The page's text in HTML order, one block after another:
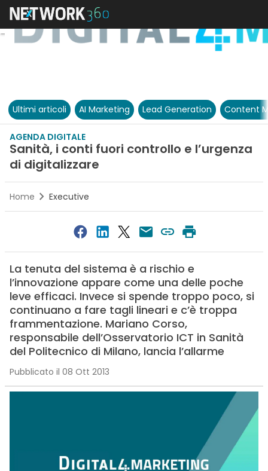
Ultimi articoli AI Marketing Lead Generation Content
AGENDA DIGITALE
Sanità, i conti fuori controllo e l’urgenza
di digitalizzare
Home Executive
La tenuta del sistema è a rischio e
l’innovazione appare come una delle poche
leve efficaci. Invece si spende troppo poco, si
continuano a fare tagli lineari e c’è troppa
frammentazione. Mariano Corso,
responsabile dell’Osservatorio ICT in Sanità
del Politecnico di Milano, lancia l’allarme
Pubblicato il 08 Ott 2013